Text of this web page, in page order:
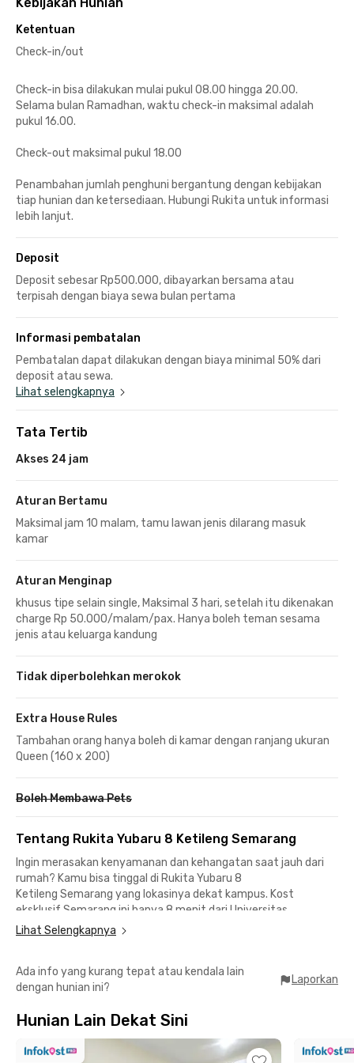
Ketentuan
Check-in/out
Check-in bisa dilakukan mulai pukul 08.00 hingga 20.00.
Selama bulan Ramadhan, waktu check-in maksimal adalah
pukul 16.00.
Check-out maksimal pukul 18.00
Penambahan jumlah penghuni bergantung dengan kebijakan
tiap hunian dan ketersediaan. Hubungi Rukita untuk informasi
lebih lanjut.
Deposit
Deposit sebesar Rp500.000, dibayarkan bersama atau
terpisah dengan biaya sewa bulan pertama
Informasi pembatalan
Pembatalan dapat dilakukan dengan biaya minimal 50% dari
deposit atau sewa.
Lihat selengkapnya
Tata Tertib
Akses 24 jam
Aturan Bertamu
Maksimal jam 10 malam, tamu lawan jenis dilarang masuk
kamar
Aturan Menginap
khusus tipe selain single, Maksimal 3 hari, setelah itu dikenakan
charge Rp 50.000/malam/pax. Hanya boleh teman sesama
jenis atau keluarga kandung
Tidak diperbolehkan merokok
Extra House Rules
Tambahan orang hanya boleh di kamar dengan ranjang ukuran
Queen (160 x 200)
Boleh Membawa Pets
Tentang Rukita Yubaru 8 Ketileng Semarang
Ingin merasakan kenyamanan dan kehangatan saat jauh dari
rumah? Kamu bisa tinggal di Rukita Yubaru 8
Ketileng Semarang yang lokasinya dekat kampus. Kost
eksklusif Semarang ini hanya 8 menit dari Universitas
Muhammadiyah Semarang (UNIMUS), sementara UNDIP
Kampus Tembalang dan Politeknik Negeri Semarang (POLINES)
Ada banyak pilihan tempat makan dan nongkrong dengan
Timoho, OBO Iga Bakar & Ayam Bakar, Meatlovers Gajahmada,
atau Gudeg Koyor Mbak Tum yang bisa dicapai kurang dari 20
menit berkendara. Kost dekat kampus Semarang ini juga
Lihat Selengkapnya
Ada info yang kurang tepat atau kendala lain
dengan hunian ini?
Laporkan
Hunian Lain Dekat Sini